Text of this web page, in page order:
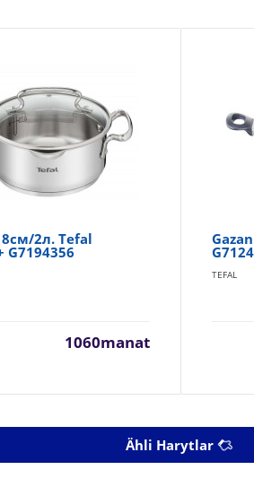
2л. Tefal
G7194356
1060manat
TEFAL
Ähli Harytlar